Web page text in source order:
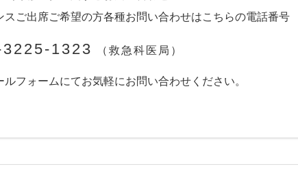
スご出席ご希望の方各種お問い合わせはこちらの電話番号
1323 （救急科医局）
ルフォームにてお気軽にお問い合わせください。